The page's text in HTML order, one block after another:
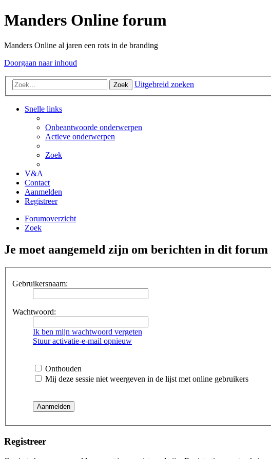
Manders Online forum
Manders Online al jaren een rots in de branding
Doorgaan naar inhoud
Zoek Uitgebreid zoeken
Snelle links
Onbeantwoorde onderwerpen
Actieve onderwerpen
Zoek
V&A
Contact
Aanmelden
Registreer
Forumoverzicht
Zoek
Je moet aangemeld zijn om berichten in dit
Gebruikersnaam:
Wachtwoord:
Ik ben mijn wachtwoord vergeten
Stuur activatie-e-mail opnieuw
Onthouden
Mij deze sessie niet weergeven in de lijst met online gebruikers
Registreer